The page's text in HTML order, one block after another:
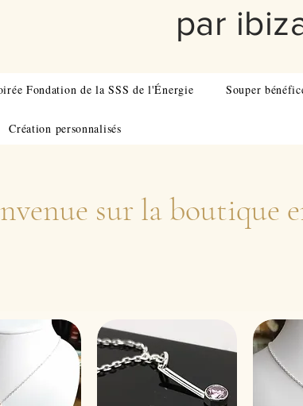
par
Fondation de la SSS de l'Énergie Souper
Création personnalisés
sur la boutique